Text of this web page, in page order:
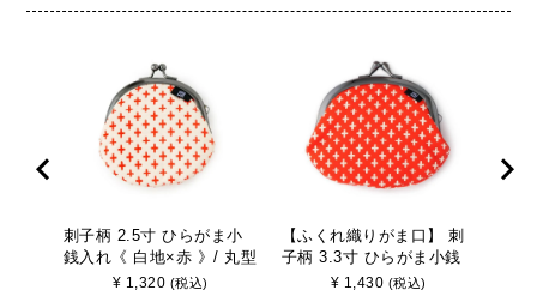
刺子柄 2.5寸 ひらがま小
銭入れ《 白地×赤 》/ 丸型
がまぐち 財布 コインケー
¥ 1,320 (税込)
【ふくれ織りがま口】 刺
子柄 3.3寸 ひらがま小銭
入れ《 赤 》/ がまぐち 財
¥ 1,430 (税込)